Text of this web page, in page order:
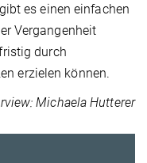
es einen einfachen
Vergangenheit
durch
erzielen können.
Michaela Hutterer